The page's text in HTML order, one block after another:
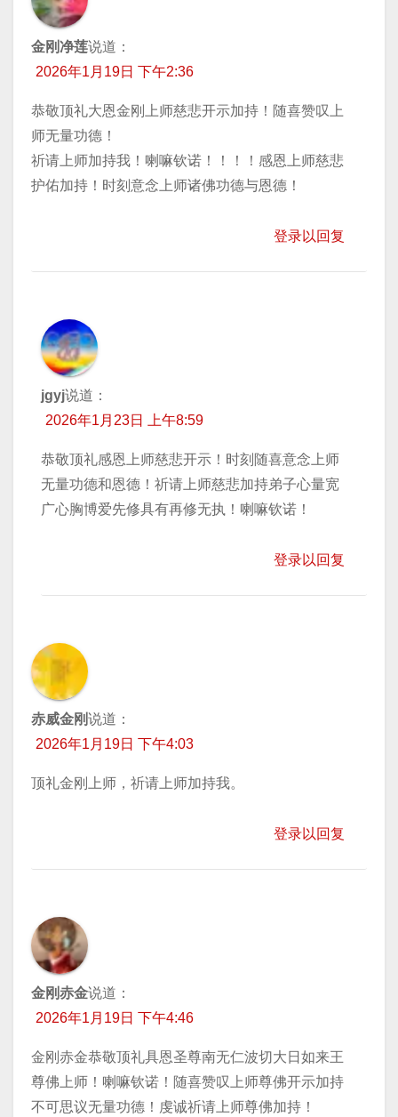
金刚净莲说道：
2026年1月19日 下午2:36
恭敬顶礼大恩金刚上师慈悲开示加持！随喜赞叹上
师无量功德！
祈请上师加持我！喇嘛钦诺！！！！感恩上师慈悲
护佑加持！时刻意念上师诸佛功德与恩德！
登录以回复
jgyj说道：
2026年1月23日 上午8:59
恭敬顶礼感恩上师慈悲开示！时刻随喜意念上师
无量功德和恩德！祈请上师慈悲加持弟子心量宽
广心胸博爱先修具有再修无执！喇嘛钦诺！
登录以回复
赤威金刚说道：
2026年1月19日 下午4:03
顶礼金刚上师，祈请上师加持我。
登录以回复
金刚赤金说道：
2026年1月19日 下午4:46
金刚赤金恭敬顶礼具恩圣尊南无仁波切大日如来王
尊佛上师！喇嘛钦诺！随喜赞叹上师尊佛开示加持
不可思议无量功德！虔诚祈请上师尊佛加持！